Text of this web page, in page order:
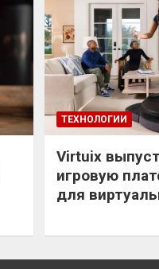
ТЕХНОЛОГИИ
Virtuix
игровую
для